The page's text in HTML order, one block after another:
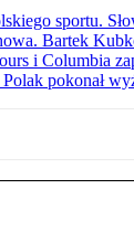
sportu.
Bartek
i Columbia
pokonał